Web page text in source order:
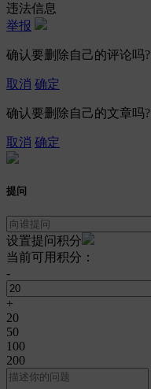
违法信息
举报
确认要删除自己的评论吗?
取消 确定
确认要删除自己的文章吗?
取消 确定
提问
设置提问积分
当前可用积分：
-
+
20
50
100
200